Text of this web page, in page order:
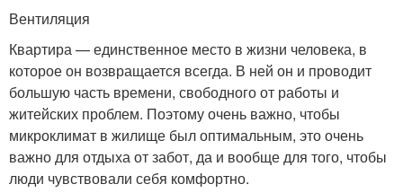
Вентиляция
Квартира — единственное место в жизни человека, в
которое он возвращается всегда. В ней он и проводит
большую часть времени, свободного от работы и
житейских проблем. Поэтому очень важно, чтобы
микроклимат в жилище был оптимальным, это очень
важно для отдыха от забот, да и вообще для того, чтобы
люди чувствовали себя комфортно.